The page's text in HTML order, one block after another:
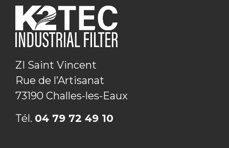
ZI Saint Vincent
Rue de l’Artisanat
73190 Challes-les-Eaux
Tél. 04 79 72 49 10